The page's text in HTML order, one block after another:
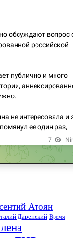
Атоян
Даренский Время